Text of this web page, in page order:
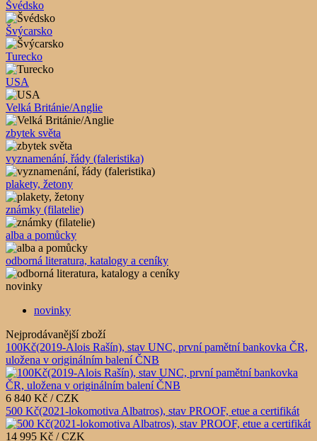
Švédsko
Švýcarsko
Turecko
USA
Velká Británie/Anglie
zbytek světa
vyznamenání, řády (faleristika)
plakety, žetony
známky (filatelie)
alba a pomůcky
odborná literatura, katalogy a ceníky
novinky
novinky
Nejprodávanější zboží
100Kč(2019-Alois Rašín), stav UNC, první pamětní bankovka ČR,
uložena v originálním balení ČNB
6 840 Kč / CZK
500 Kč(2021-lokomotiva Albatros), stav PROOF, etue a certifikát
14 995 Kč / CZK